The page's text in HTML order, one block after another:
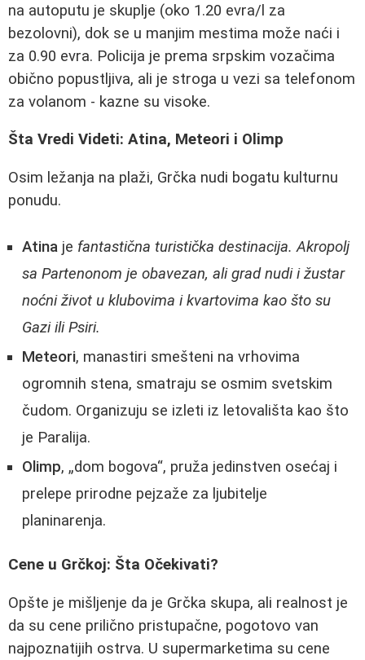
na autoputu je skuplje (oko 1.20 evra/l za
bezolovni), dok se u manjim mestima može naći i
za 0.90 evra. Policija je prema srpskim vozačima
obično popustljiva, ali je stroga u vezi sa telefonom
za volanom - kazne su visoke.
Šta Vredi Videti: Atina, Meteori i Olimp
Osim ležanja na plaži, Grčka nudi bogatu kulturnu
ponudu.
Atina je fantastična turistička destinacija. Akropolj
sa Partenonom je obavezan, ali grad nudi i žustar
noćni život u klubovima i kvartovima kao što su
Gazi ili Psiri.
Meteori, manastiri smešteni na vrhovima
ogromnih stena, smatraju se osmim svetskim
čudom. Organizuju se izleti iz letovališta kao što
je Paralija.
Olimp, „dom bogova“, pruža jedinstven osećaj i
prelepe prirodne pejzaže za ljubitelje
planinarenja.
Cene u Grčkoj: Šta Očekivati?
Opšte je mišljenje da je Grčka skupa, ali realnost je
da su cene prilično pristupačne, pogotovo van
najpoznatijih ostrva. U supermarketima su cene